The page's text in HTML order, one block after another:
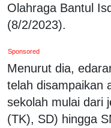
Olahraga Bantul
(8/2/2023).
Sponsored
Menurut dia,
telah disampaikan
sekolah mulai dari
(TK), SD) hingga